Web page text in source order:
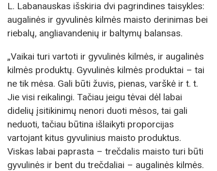
L. Labanauskas išskiria dvi pagrindines taisykles:
augalinės ir gyvulinės kilmės maisto derinimas bei
riebalų, angliavandenių ir baltymų balansas.
„Vaikai turi vartoti ir gyvulinės kilmės, ir augalinės
kilmės produktų. Gyvulinės kilmės produktai – tai
ne tik mėsa. Gali būti žuvis, pienas, varškė ir t. t.
Jie visi reikalingi. Tačiau jeigu tėvai dėl labai
didelių įsitikinimų nenori duoti mėsos, tai gali
neduoti, tačiau būtina išlaikyti proporcijas
vartojant kitus gyvulinius maisto produktus.
Viskas labai paprasta – trečdalis maisto turi būti
gyvulinės ir bent du trečdaliai – augalinės kilmės.